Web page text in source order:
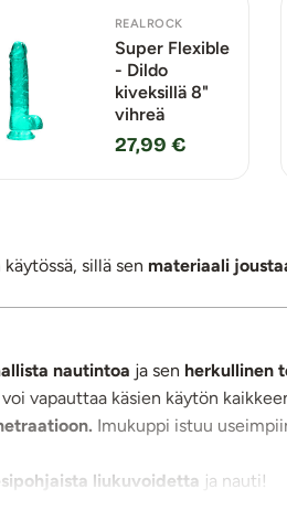
REALROCK
Super Flexible
- Dildo
kiveksillä 8"
vihreä
27,99 €
sillä sen materiaali
nautintoa ja sen herkullinen
vapauttaa käsien käytön
Imukuppi istuu
liukuvoidetta ja nauti!